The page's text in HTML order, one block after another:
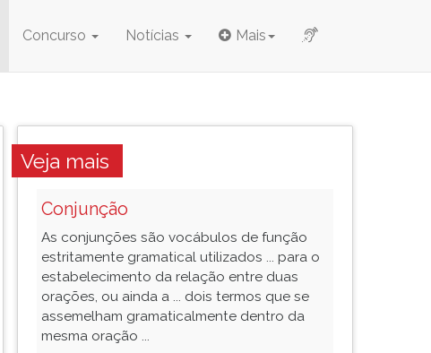
Concurso Notícias Mais
Veja mais
Conjunção
As conjunções são vocábulos de função
estritamente gramatical utilizados ... para o
estabelecimento da relação entre duas
orações, ou ainda a ... dois termos que se
assemelham gramaticalmente dentro da
mesma oração ...